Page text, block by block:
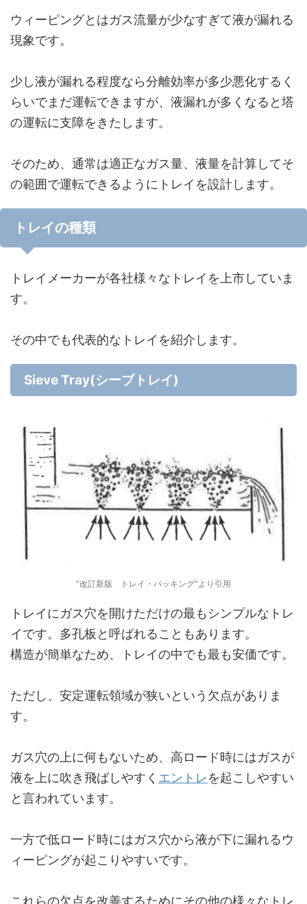
ウィーピングとはガス流量が少なすぎて液が漏れる
現象です。
少し液が漏れる程度なら分離効率が多少悪化するく
らいでまだ運転できますが、液漏れが多くなると塔
の運転に支障をきたします。
そのため、通常は適正なガス量、液量を計算してそ
の範囲で運転できるようにトレイを設計します。
トレイの種類
トレイメーカーが各社様々なトレイを上市していま
す。
その中でも代表的なトレイを紹介します。
Sieve Tray(シーブトレイ)
"改訂新版 トレイ・パッキング"より引用
トレイにガス穴を開けただけの最もシンプルなトレ
イです。多孔板と呼ばれることもあります。
構造が簡単なため、トレイの中でも最も安価です。
ただし、安定運転領域が狭いという欠点がありま
す。
ガス穴の上に何もないため、高ロード時にはガスが
液を上に吹き飛ばしやすく エントレを起こしやすい
と言われています。
一方で低ロード時にはガス穴から液が下に漏れるウ
ィーピングが起こりやすいです。
これらの欠点を改善するためにその他の様々なトレ